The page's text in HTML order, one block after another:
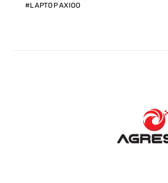
LAPTOP AXIOO